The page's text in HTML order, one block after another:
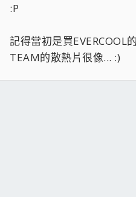
:P
記得當初是買EVERCOOL
TEAM的散熱片很像... :)